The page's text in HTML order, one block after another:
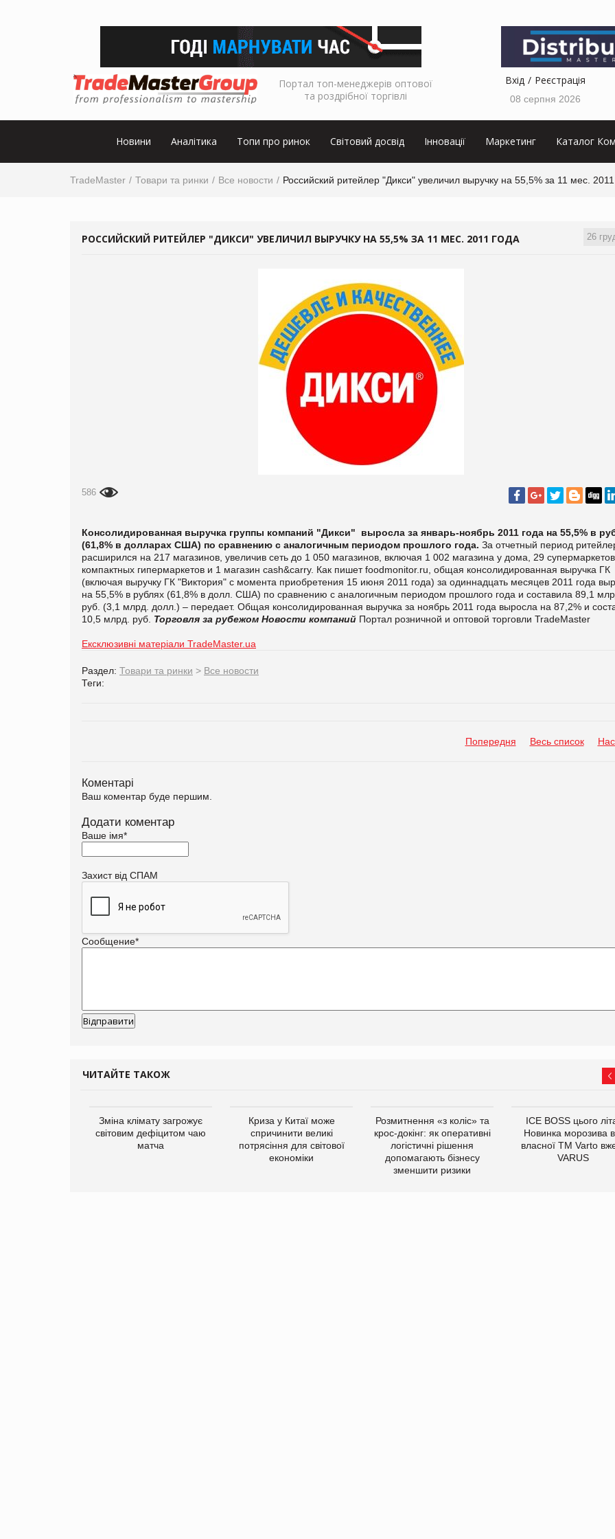
Портал топ-менеджерів оптової
та роздрібної торгівлі
Вхід Реєстрація
08 серпня 2026
Новини Аналітика Топи про ринок Світовий досвід Інновації Маркетинг Каталог
TradeMaster Товари та ринки Все новости Российский ритейлер "Дикси" увеличил выручку на 55,5% за 11 мес. 2011
26
РОССИЙСКИЙ РИТЕЙЛЕР "ДИКСИ" УВЕЛИЧИЛ ВЫРУЧКУ НА 55,5% ЗА 11 МЕС. 2011 ГОДА
586
Консолидированная выручка группы компаний "Дикси" выросла за январь-ноябрь 2011 года на 55,5% в
(61,8% в долларах США) по сравнению с аналогичным периодом прошлого года. За отчетный период
расширился на 217 магазинов, увеличив сеть до 1 050 магазинов, включая 1 002 магазина у дома, 29
компактных гипермаркетов и 1 магазин cash&carry. Как пишет foodmonitor.ru, общая консолидированная выручка ГК
(включая выручку ГК "Виктория" с момента приобретения 15 июня 2011 года) за одиннадцать месяцев 2011 года
на 55,5% в рублях (61,8% в долл. США) по сравнению с аналогичным периодом прошлого года и составила 89,1
руб. (3,1 млрд. долл.) – передает. Общая консолидированная выручка за ноябрь 2011 года выросла на 87,2% и
10,5 млрд. руб. Торговля за рубежом Новости компаний Портал розничной и оптовой торговли TradeMaster
Ексклюзивні матеріали TradeMaster.ua
Раздел: Товари та ринки > Все новости
Теги:
Попередня Весь список
Коментарі
Ваш коментар буде першим.
Додати коментар
Ваше імя*
Захист від СПАМ
Сообщение*
ЧИТАЙТЕ ТАКОЖ
Зміна клімату загрожує
світовим дефіцитом чаю
матча
Криза у Китаї може
спричинити великі
потрясіння для світової
економіки
Розмитнення «з коліс» та
крос-докінг: як оперативні
логістичні рішення
допомагають бізнесу
зменшити ризики
ICE BOSS цього
Новинка морозива
власної ТМ Varto
VARUS